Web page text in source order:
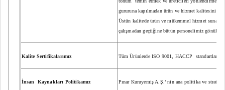
gururuna kapılmadan ürün ve hizmet kalitesini
Üstün kalitede ürün ve mükemmel hizmet
çalışmadan geçtiğine bütün personelimiz gönülden
Kalite Sertifikalarımız Tüm Ürünlerde ISO 9001, HACCP standartları
İnsan Kaynakları Politikamız
Pınar Kuruyemiş A.Ş.’ nin ana politika ve